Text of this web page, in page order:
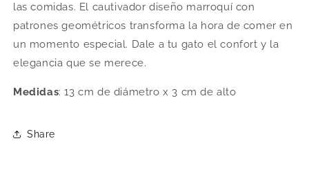
las comidas. El cautivador diseño marroquí con
patrones geométricos transforma la hora de comer en
un momento especial. Dale a tu gato el confort y la
elegancia que se merece.
Medidas: 13 cm de diámetro x 3 cm de alto
Share